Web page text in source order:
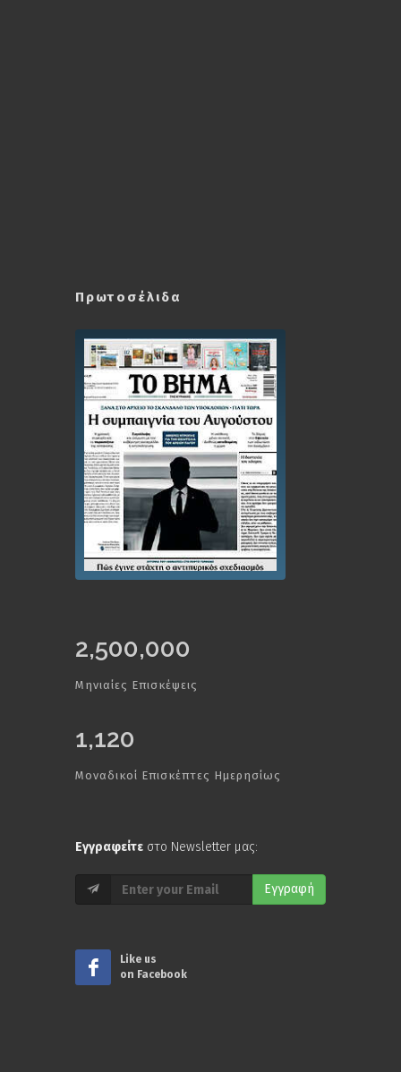
Πρωτοσέλιδα
2,500,000
Μηνιαίες Επισκέψεις
1,120
Μοναδικοί Επισκέπτες Ημερησίως
Εγγραφείτε στο Newsletter μας:
Εγγραφή
Like us
on Facebook